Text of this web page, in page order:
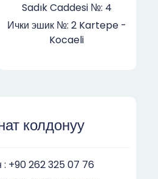
Sadık Caddesi №: 4
Ички эшик №: 2 Kartepe -
Kocaeli
колдонуу
: +90 262 325 07 76